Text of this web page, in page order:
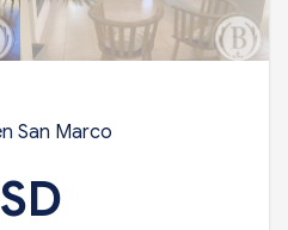
San Marco